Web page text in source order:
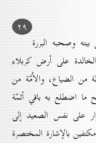
۲۹
وصحبه البررة
على أرض كربلاء
من الضياع، والاُمّة من
ما اضطلع به باقي أئمّة
على نفس الصعيد إلى
بالإشارة المختصرة